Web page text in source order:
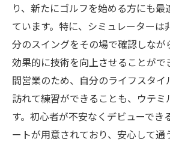
り、新たにゴルフを始める方にも
ています。特に、シミュレーターは
分のスイングをその場で確認しなが
効果的に技術を向上させることがで
間営業のため、自分のライフスタ
訪れて練習ができることも、ウテミ
す。初心者が不安なくデビューでき
ートが用意されており、安心して通